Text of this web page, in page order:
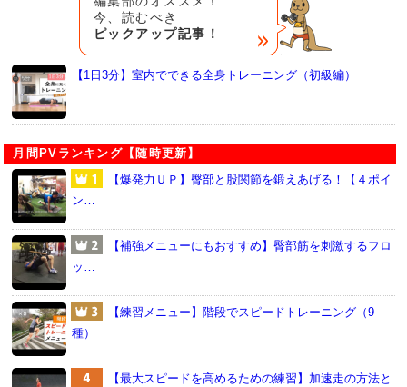
今、読むべき
ピックアップ記事！
【1日3分】室内でできる全身トレーニング（初級編）
月間PVランキング【随時更新】
【爆発力ＵＰ】臀部と股関節を鍛えあげる！【４ポイ
ン…
【補強メニューにもおすすめ】臀部筋を刺激するフロ
ッ…
【練習メニュー】階段でスピードトレーニング（9
種）
【最大スピードを高めるための練習】加速走の方法と